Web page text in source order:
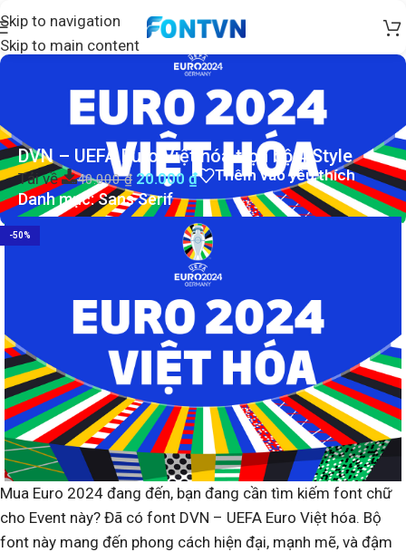
Skip to navigation
Skip to main content
DVN – UEFA Euro Việt hóa trọn bộ 4 Style
Tải về 40.000₫ 20.000 ₫ Thêm vào yêu thích
Danh mục:Sans Serif
-50%
Mua Euro 2024 đang đến, bạn đang cần tìm kiếm font chữ
cho Event này? Đã có font DVN – UEFA Euro Việt hóa. Bộ
font này mang đến phong cách hiện đại, mạnh mẽ, và đậm